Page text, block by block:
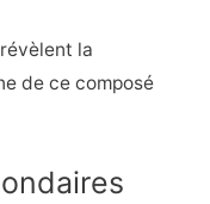
la
de ce composé